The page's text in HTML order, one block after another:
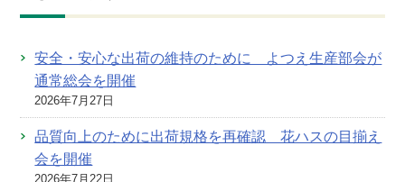
安全・安心な出荷の維持のために よつえ生産部会が
通常総会を開催
2026年7月27日
品質向上のために出荷規格を再確認 花ハスの目揃え
会を開催
2026年7月22日